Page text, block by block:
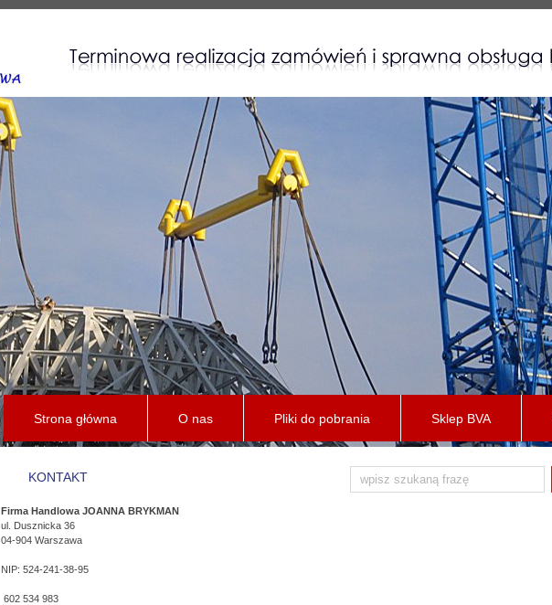
Strona główna O nas Pliki do pobrania Sklep BVA
KONTAKT
Firma Handlowa JOANNA BRYKMAN
ul. Dusznicka 36
04-904 Warszawa
NIP: 524-241-38-95
602 534 983